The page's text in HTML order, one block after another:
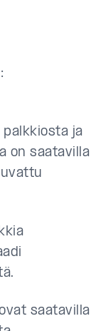
ja
on saatavilla
saatavilla